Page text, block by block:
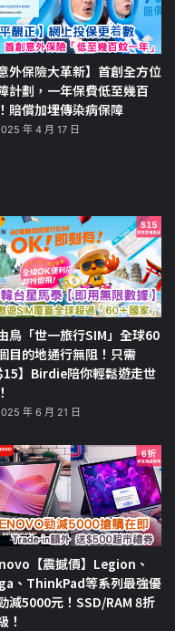
意外保險大革新】首創全方位
計劃，一年保費低至幾百
賠償加埋傳染病保障
年 4 月 17 日
鳥「世一旅行SIM」全球60
目的地通行無阻！只需
$15】Birdie陪你輕鬆遊走世
年 6 月 21 日
【震撼價】Legion、
、ThinkPad等系列最強優
減5000元！SSD/RAM 8折
！